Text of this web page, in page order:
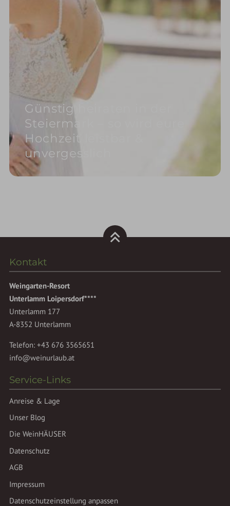
Günstig heiraten in der
Steiermark – so wird eure
Hochzeit leistbar &
unvergesslich
Kontakt
Weingarten-Resort
Unterlamm Loipersdorf****
Unterlamm 177
A-8352 Unterlamm
Telefon:+43 676 3565651
info@weinurlaub.at
Service-Links
Anreise & Lage
Unser Blog
Die WeinHÄUSER
Datenschutz
AGB
Impressum
Datenschutzeinstellung anpassen